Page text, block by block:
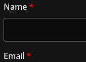
Name*
Email*